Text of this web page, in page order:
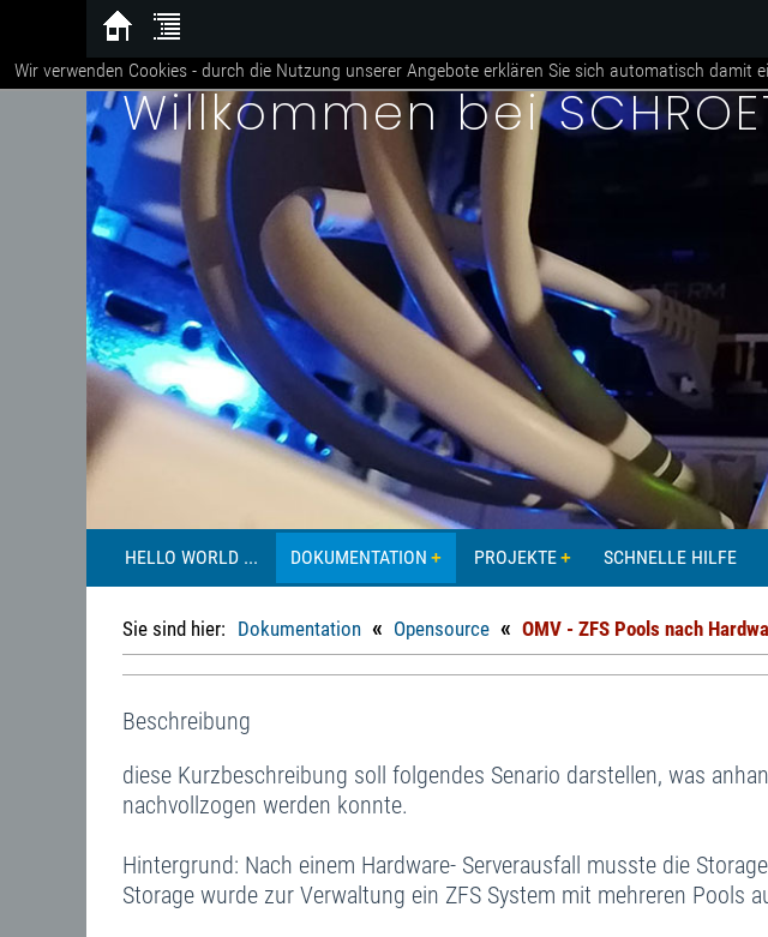
Willkommen bei
HELLO WORLD ... DOKUMENTATION PROJEKTE SCHNELLE HILFE
Sie sind hier: Dokumentation « Opensource « OMV - ZFS Pools nach
Beschreibung
diese Kurzbeschreibung soll folgendes Senario darstellen, was
nachvollzogen werden konnte.
Hintergrund: Nach einem Hardware- Serverausfall musste die
Storage wurde zur Verwaltung ein ZFS System mit mehreren Pools
Wir verwenden Cookies - durch die Nutzung unserer Angebote erklären Sie sich automatisch damit